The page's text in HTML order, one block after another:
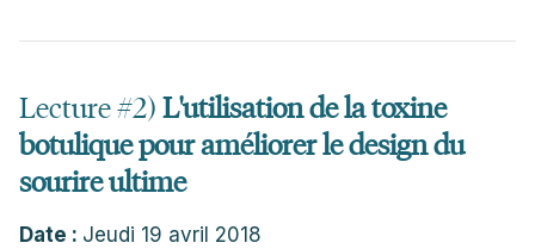
Lecture #2) L'utilisation de la toxine
botulique pour améliorer le design du
sourire ultime
Date : Jeudi 19 avril 2018